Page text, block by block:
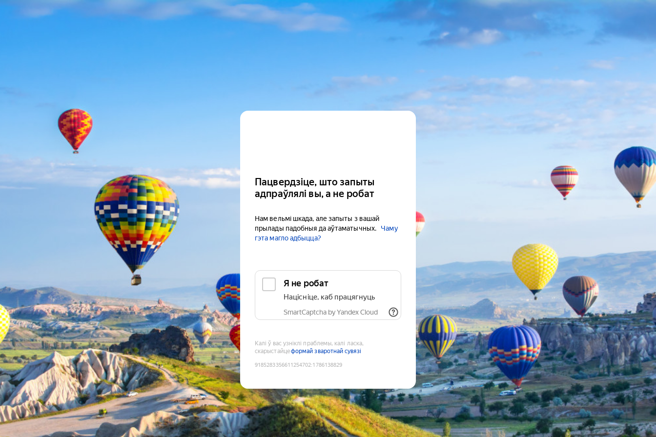
Пацвердзіце, што запыты
адпраўлялі вы, а не робат
Нам вельмі шкада, але запыты з вашай
прылады падобныя да аўтаматычных.
Чаму
гэта магло адбыцца?
Я не робат
Націсніце, каб працягнуць
SmartCaptcha by Yandex Cloud
Калі ў вас узніклі праблемы, калі ласка,
скарыстайцеформай зваротнай сувязі
9185283356611254702:1786138829